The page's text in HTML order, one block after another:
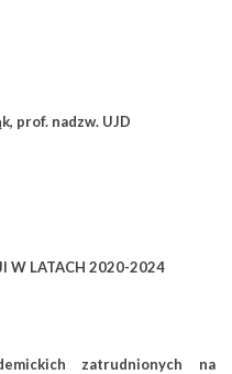
prof. nadzw. UJD
W LATACH 2020-2024
zatrudnionych na